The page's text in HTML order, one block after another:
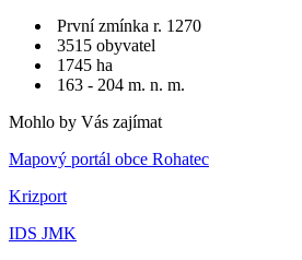
První zmínka r. 1270
3515 obyvatel
1745 ha
163 - 204 m. n. m.
Mohlo by Vás zajímat
Mapový portál obce Rohatec
Krizport
IDS JMK